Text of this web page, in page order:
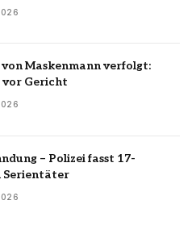
Maskenmann verfolgt:
vor Gericht
– Polizei fasst 17-
Serientäter